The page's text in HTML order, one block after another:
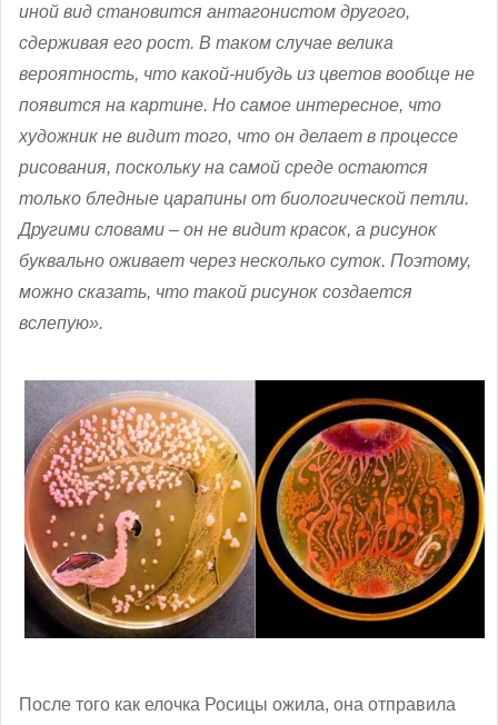
иной вид становится антагонистом другого,
сдерживая его рост. В таком случае велика
вероятность, что какой-нибудь из цветов вообще не
появится на картине. Но самое интересное, что
художник не видит того, что он делает в процессе
рисования, поскольку на самой среде остаются
только бледные царапины от биологической петли.
Другими словами – он не видит красок, а рисунок
буквально оживает через несколько суток. Поэтому,
можно сказать, что такой рисунок создается
вслепую».
После того как елочка Росицы ожила, она отправила